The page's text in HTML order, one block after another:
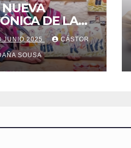
DE LA
JUNIO 2025 CÁSTOR
SOUSA